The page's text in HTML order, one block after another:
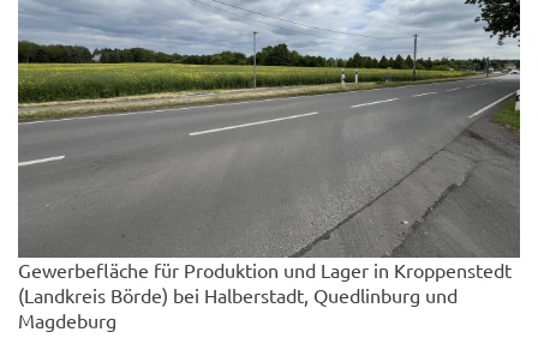
Gewerbefläche für Produktion und Lager in Kroppenstedt
(Landkreis Börde) bei Halberstadt, Quedlinburg und
Magdeburg